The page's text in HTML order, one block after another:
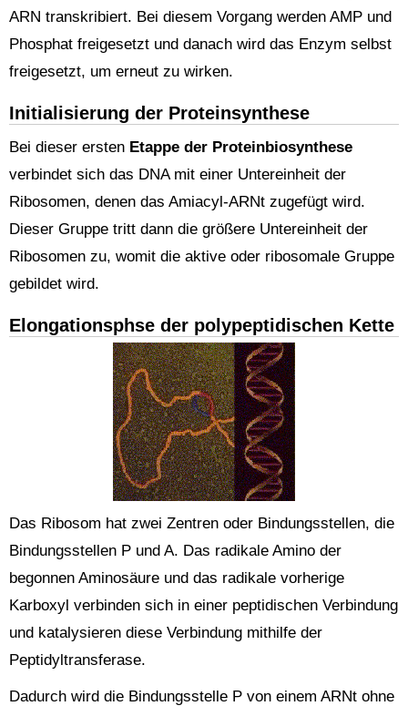
ARN transkribiert. Bei diesem Vorgang werden AMP und
Phosphat freigesetzt und danach wird das Enzym selbst
freigesetzt, um erneut zu wirken.
Initialisierung der Proteinsynthese
Bei dieser ersten Etappe der Proteinbiosynthese
verbindet sich das DNA mit einer Untereinheit der
Ribosomen, denen das Amiacyl-ARNt zugefügt wird.
Dieser Gruppe tritt dann die größere Untereinheit der
Ribosomen zu, womit die aktive oder ribosomale Gruppe
gebildet wird.
Elongationsphse der polypeptidischen Kette
Das Ribosom hat zwei Zentren oder Bindungsstellen, die
Bindungsstellen P und A. Das radikale Amino der
begonnen Aminosäure und das radikale vorherige
Karboxyl verbinden sich in einer peptidischen Verbindung
und katalysieren diese Verbindung mithilfe der
Peptidyltransferase.
Dadurch wird die Bindungsstelle P von einem ARNt ohne